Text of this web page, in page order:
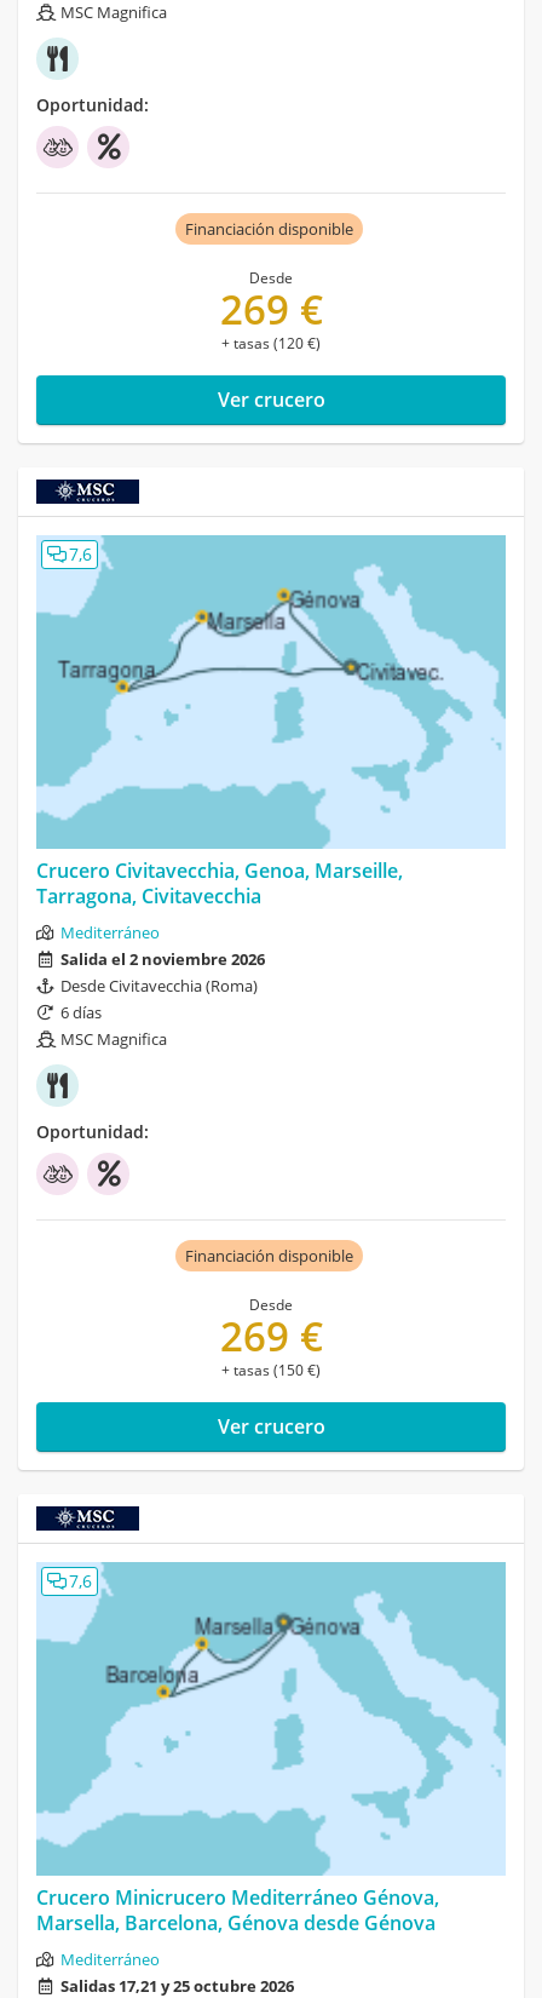
MSC Magnifica
Oportunidad:
Financiación disponible
Desde
269 €
+ tasas (120 €)
Ver crucero
7,6
Crucero Civitavecchia, Genoa, Marseille,
Tarragona, Civitavecchia
Mediterráneo
Salida el 2 noviembre 2026
Desde Civitavecchia (Roma)
6 días
MSC Magnifica
Oportunidad:
Financiación disponible
Desde
269 €
+ tasas (150 €)
Ver crucero
7,6
Crucero Minicrucero Mediterráneo Génova,
Marsella, Barcelona, Génova desde Génova
Mediterráneo
Salidas 17,21 y 25 octubre 2026